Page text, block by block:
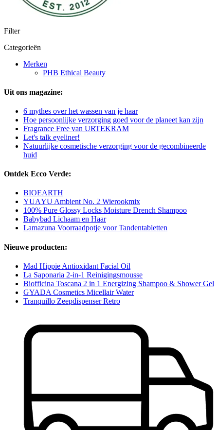
Filter
Categorieën
Merken
PHB Ethical Beauty
Uit ons magazine:
6 mythes over het wassen van je haar
Hoe persoonlijke verzorging goed voor de planeet kan zijn
Fragrance Free van URTEKRAM
Let's talk eyeliner!
Natuurlijke cosmetische verzorging voor de gecombineerde
huid
Ontdek Ecco Verde:
BIOEARTH
YUĀYU Ambient No. 2 Wierookmix
100% Pure Glossy Locks Moisture Drench Shampoo
Babybad Lichaam en Haar
Lamazuna Voorraadpotje voor Tandentabletten
Nieuwe producten:
Mad Hippie Antioxidant Facial Oil
La Saponaria 2-in-1 Reinigingsmousse
Biofficina Toscana 2 in 1 Energizing Shampoo & Shower Gel
GYADA Cosmetics Micellair Water
Tranquillo Zeepdispenser Retro